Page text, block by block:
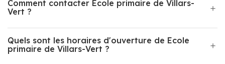
Comment contacter Ecole primaire de Villars-
Vert ?
Quels sont les horaires d'ouverture de Ecole
primaire de Villars-Vert ?